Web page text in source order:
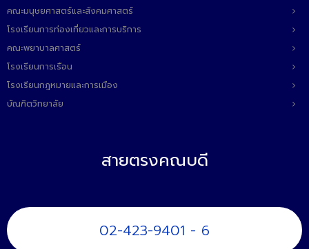
ติดต่อเรา
คณะมนุษยศาสตร์และสังคมศาสตร์
โรงเรียนการท่องเที่ยวและการบริการ
คณะพยาบาลศาสตร์
โรงเรียนการเรือน
โรงเรียนกฎหมายและการเมือง
บัณฑิตวิทยาลัย
สายตรงคณบดี
02-423-9401 - 6